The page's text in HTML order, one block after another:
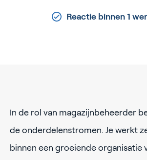
Reactie binnen 1
In de rol van magazijnbeheerder
de onderdelenstromen. Je werkt
binnen een groeiende organisatie